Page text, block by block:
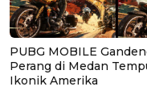
PUBG MOBILE
Perang di Medan
Ikonik Amerika